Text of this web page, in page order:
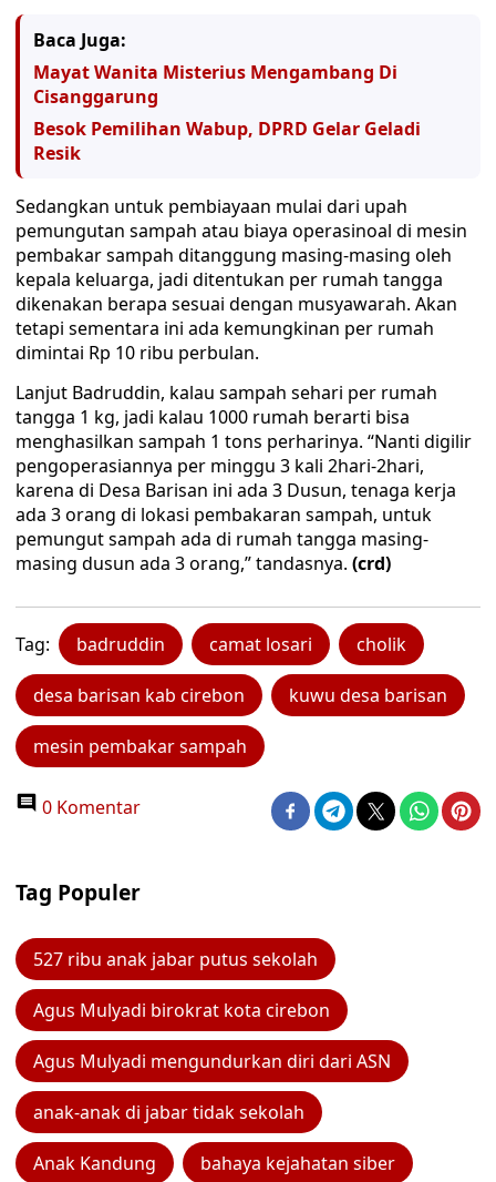
Baca Juga:
Mayat Wanita Misterius Mengambang Di
Cisanggarung
Besok Pemilihan Wabup, DPRD Gelar Geladi
Resik
Sedangkan untuk pembiayaan mulai dari upah
pemungutan sampah atau biaya operasinoal di mesin
pembakar sampah ditanggung masing-masing oleh
kepala keluarga, jadi ditentukan per rumah tangga
dikenakan berapa sesuai dengan musyawarah. Akan
tetapi sementara ini ada kemungkinan per rumah
dimintai Rp 10 ribu perbulan.
Lanjut Badruddin, kalau sampah sehari per rumah
tangga 1 kg, jadi kalau 1000 rumah berarti bisa
menghasilkan sampah 1 tons perharinya. “Nanti digilir
pengoperasiannya per minggu 3 kali 2hari-2hari,
karena di Desa Barisan ini ada 3 Dusun, tenaga kerja
ada 3 orang di lokasi pembakaran sampah, untuk
pemungut sampah ada di rumah tangga masing-
masing dusun ada 3 orang,” tandasnya. (crd)
Tag: badruddin camat losari cholik
desa barisan kab cirebon kuwu desa barisan
mesin pembakar sampah
0 Komentar
Tag Populer
527 ribu anak jabar putus sekolah
Agus Mulyadi birokrat kota cirebon
Agus Mulyadi mengundurkan diri dari ASN
anak-anak di jabar tidak sekolah
Anak Kandung bahaya kejahatan siber